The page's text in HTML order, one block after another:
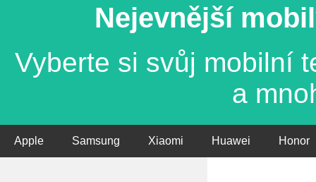
Nejevnější
Vyberte si svůj mobilní
a
Apple Samsung Xiaomi Huawei Honor